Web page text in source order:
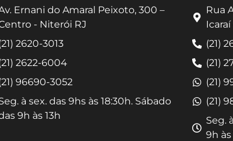
Ernani do Amaral Peixoto, 300 –
- Niterói RJ
2620-3013
2622-6004
96690-3052
à sex. das 9hs às 18:30h. Sábado
9h às 13h
Rua
(21)
(21)
(21)
(21)
Seg.
9h às